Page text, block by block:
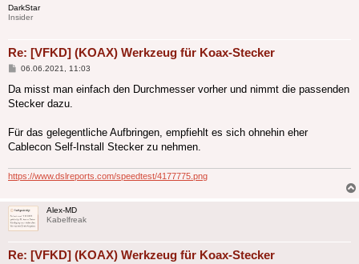
DarkStar
Insider
Re: [VFKD] (KOAX) Werkzeug für Koax-Stecker
Beitrag
06.06.2021, 11:03
Da misst man einfach den Durchmesser vorher und nimmt die passenden
Stecker dazu.
Für das gelegentliche Aufbringen, empfiehlt es sich ohnehin eher
Cablecon Self-Install Stecker zu nehmen.
https://www.dslreports.com/speedtest/4177775.png
Alex-MD
Kabelfreak
Re: [VFKD] (KOAX) Werkzeug für Koax-Stecker